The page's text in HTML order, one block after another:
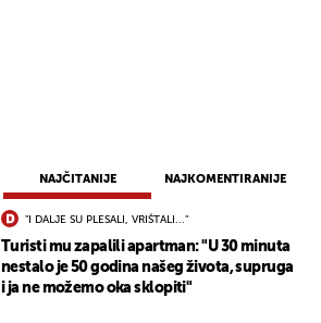
NAJČITANIJE NAJKOMENTIRANIJE
"I DALJE SU PLESALI, VRIŠTALI..."
Turisti mu zapalili apartman: "U 30 minuta
nestalo je 50 godina našeg života, supruga
i ja ne možemo oka sklopiti"